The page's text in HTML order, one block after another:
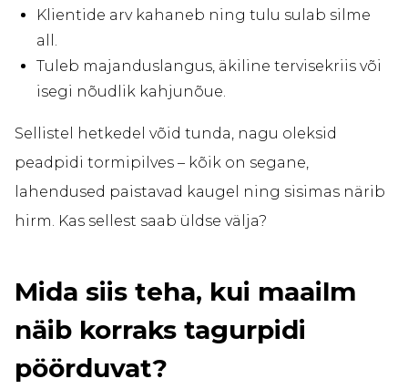
Klientide arv kahaneb ning tulu sulab silme
all.
Tuleb majanduslangus, äkiline tervisekriis või
isegi nõudlik kahjunõue.
Sellistel hetkedel võid tunda, nagu oleksid
peadpidi tormipilves – kõik on segane,
lahendused paistavad kaugel ning sisimas närib
hirm. Kas sellest saab üldse välja?
Mida siis teha, kui maailm
näib korraks tagurpidi
pöörduvat?